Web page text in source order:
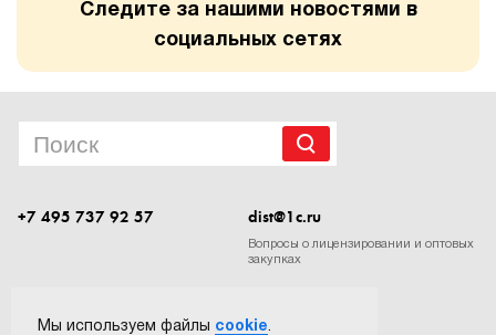
Следите за нашими новостями в
социальных сетях
+7 495 737 92 57 dist@1c.ru
Вопросы о лицензировании и оптовых
закупках
Мы используем файлы cookie.